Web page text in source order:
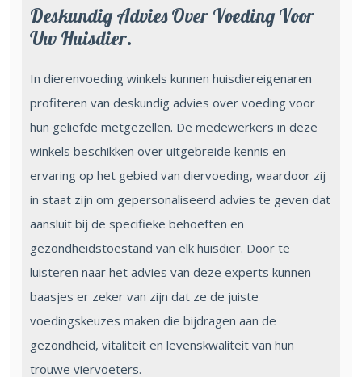
Deskundig Advies Over Voeding Voor
Uw Huisdier.
In dierenvoeding winkels kunnen huisdiereigenaren
profiteren van deskundig advies over voeding voor
hun geliefde metgezellen. De medewerkers in deze
winkels beschikken over uitgebreide kennis en
ervaring op het gebied van diervoeding, waardoor zij
in staat zijn om gepersonaliseerd advies te geven dat
aansluit bij de specifieke behoeften en
gezondheidstoestand van elk huisdier. Door te
luisteren naar het advies van deze experts kunnen
baasjes er zeker van zijn dat ze de juiste
voedingskeuzes maken die bijdragen aan de
gezondheid, vitaliteit en levenskwaliteit van hun
trouwe viervoeters.